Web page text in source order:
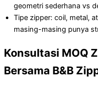
geometri sederhana vs
Tipe zipper: coil, metal,
masing-masing punya
Konsultasi MOQ
Bersama B&B